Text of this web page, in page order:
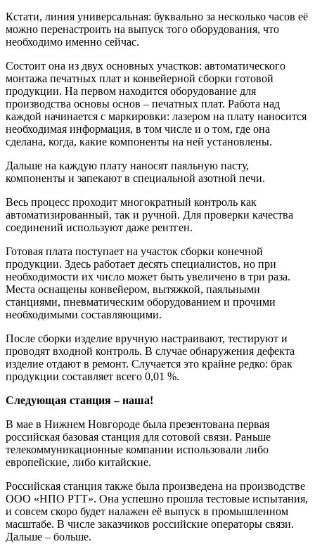
Кстати, линия универсальная: буквально за несколько часов её
можно перенастроить на выпуск того оборудования, что
необходимо именно сейчас.
Состоит она из двух основных участков: автоматического
монтажа печатных плат и конвейерной сборки готовой
продукции. На первом находится оборудование для
производства основы основ – печатных плат. Работа над
каждой начинается с маркировки: лазером на плату наносится
необходимая информация, в том числе и о том, где она
сделана, когда, какие компоненты на ней установлены.
Дальше на каждую плату наносят паяльную пасту,
компоненты и запекают в специальной азотной печи.
Весь процесс проходит многократный контроль как
автоматизированный, так и ручной. Для проверки качества
соединений используют даже рентген.
Готовая плата поступает на участок сборки конечной
продукции. Здесь работает десять специалистов, но при
необходимости их число может быть увеличено в три раза.
Места оснащены конвейером, вытяжкой, паяльными
станциями, пневматическим оборудованием и прочими
необходимыми составляющими.
После сборки изделие вручную настраивают, тестируют и
проводят входной контроль. В случае обнаружения дефекта
изделие отдают в ремонт. Случается это крайне редко: брак
продукции составляет всего 0,01 %.
Следующая станция – наша!
В мае в Нижнем Новгороде была презентована первая
российская базовая станция для сотовой связи. Раньше
телекоммуникационные компании использовали либо
европейские, либо китайские.
Российская станция также была произведена на производстве
ООО «НПО РТТ». Она успешно прошла тестовые испытания,
и совсем скоро будет налажен её выпуск в промышленном
масштабе. В числе заказчиков российские операторы связи.
Дальше – больше.